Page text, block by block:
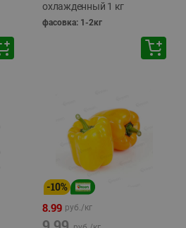
охлажденный 1 кг
фасовка: 1-2кг
-10%
8.99 руб./кг